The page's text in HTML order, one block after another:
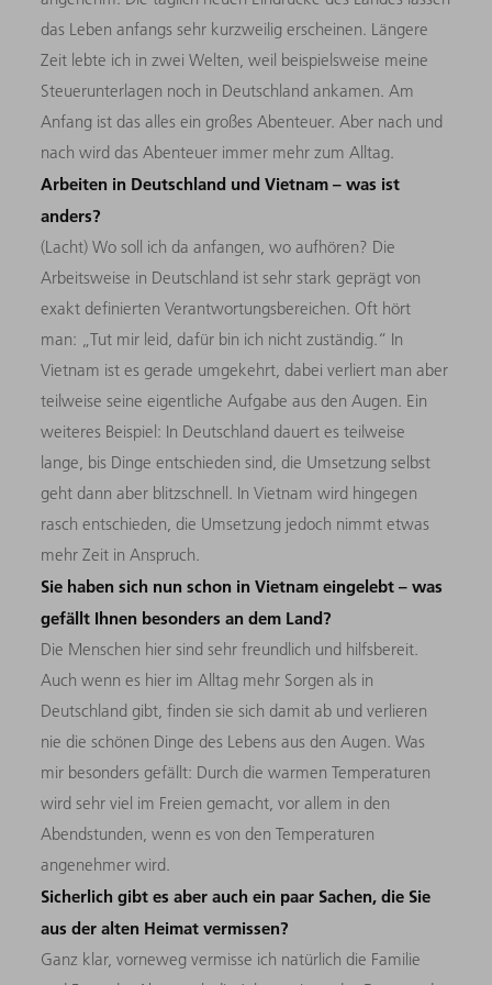
das Leben anfangs sehr kurzweilig erscheinen. Längere
Zeit lebte ich in zwei Welten, weil beispielsweise meine
Steuerunterlagen noch in Deutschland ankamen. Am
Anfang ist das alles ein großes Abenteuer. Aber nach und
nach wird das Abenteuer immer mehr zum Alltag.
Arbeiten in Deutschland und Vietnam – was ist
anders?
(Lacht) Wo soll ich da anfangen, wo aufhören? Die
Arbeitsweise in Deutschland ist sehr stark geprägt von
exakt definierten Verantwortungsbereichen. Oft hört
man: „Tut mir leid, dafür bin ich nicht zuständig.“ In
Vietnam ist es gerade umgekehrt, dabei verliert man aber
teilweise seine eigentliche Aufgabe aus den Augen. Ein
weiteres Beispiel: In Deutschland dauert es teilweise
lange, bis Dinge entschieden sind, die Umsetzung selbst
geht dann aber blitzschnell. In Vietnam wird hingegen
rasch entschieden, die Umsetzung jedoch nimmt etwas
mehr Zeit in Anspruch.
Sie haben sich nun schon in Vietnam eingelebt – was
gefällt Ihnen besonders an dem Land?
Die Menschen hier sind sehr freundlich und hilfsbereit.
Auch wenn es hier im Alltag mehr Sorgen als in
Deutschland gibt, finden sie sich damit ab und verlieren
nie die schönen Dinge des Lebens aus den Augen. Was
mir besonders gefällt: Durch die warmen Temperaturen
wird sehr viel im Freien gemacht, vor allem in den
Abendstunden, wenn es von den Temperaturen
angenehmer wird.
Sicherlich gibt es aber auch ein paar Sachen, die Sie
aus der alten Heimat vermissen?
Ganz klar, vorneweg vermisse ich natürlich die Familie